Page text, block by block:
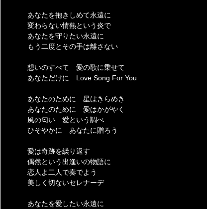
あなたを抱きしめて永遠に
変わらない情熱という炎で
あなたを守りたい永遠に
もう二度とその手は離さない
想いのすべて 愛の歌に乗せて
あなただけに Love Song For You
あなたのために 星はきらめき
あなたのために 愛はかがやく
風の匂い 愛という調べ
ひそやかに あなたに贈ろう
愛は奇跡を繰り返す
偶然という出逢いの物語に
恋人よ二人で奏でよう
美しく切ないセレナーデ
あなたを愛したい永遠に